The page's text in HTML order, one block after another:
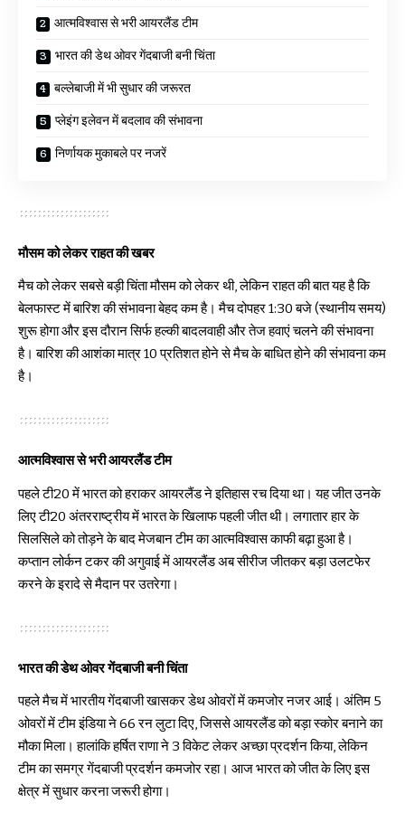
आत्मविश्वास से भरी आयरलैंड टीम
भारत की डेथ ओवर गेंदबाजी बनी चिंता
बल्लेबाजी में भी सुधार की जरूरत
प्लेइंग इलेवन में बदलाव की संभावना
निर्णायक मुकाबले पर नजरें
मौसम को लेकर राहत की खबर
मैच को लेकर सबसे बड़ी चिंता मौसम को लेकर थी, लेकिन राहत की बात यह है कि
बेलफास्ट में बारिश की संभावना बेहद कम है। मैच दोपहर 1:30 बजे (स्थानीय समय)
शुरू होगा और इस दौरान सिर्फ हल्की बादलवाही और तेज हवाएं चलने की संभावना
है। बारिश की आशंका मात्र 10 प्रतिशत होने से मैच के बाधित होने की संभावना कम
है।
आत्मविश्वास से भरी आयरलैंड टीम
पहले टी20 में भारत को हराकर आयरलैंड ने इतिहास रच दिया था। यह जीत उनके
लिए टी20 अंतरराष्ट्रीय में भारत के खिलाफ पहली जीत थी। लगातार हार के
सिलसिले को तोड़ने के बाद मेजबान टीम का आत्मविश्वास काफी बढ़ा हुआ है।
कप्तान लोर्कन टकर की अगुवाई में आयरलैंड अब सीरीज जीतकर बड़ा उलटफेर
करने के इरादे से मैदान पर उतरेगा।
भारत की डेथ ओवर गेंदबाजी बनी चिंता
पहले मैच में भारतीय गेंदबाजी खासकर डेथ ओवरों में कमजोर नजर आई। अंतिम 5
ओवरों में टीम इंडिया ने 66 रन लुटा दिए, जिससे आयरलैंड को बड़ा स्कोर बनाने का
मौका मिला। हालांकि हर्षित राणा ने 3 विकेट लेकर अच्छा प्रदर्शन किया, लेकिन
टीम का समग्र गेंदबाजी प्रदर्शन कमजोर रहा। आज भारत को जीत के लिए इस
क्षेत्र में सुधार करना जरूरी होगा।